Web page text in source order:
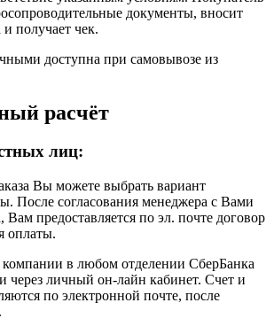
документы, вносит
получает чек.
доступна при самовывозе из
расчёт
лиц:
Вы можете выбрать вариант
После согласования менеджера с Вами
Вам предоставляется по эл. почте договор
оплаты.
в любом отделении СберБанка
через личный он-лайн кабинет. Счет и
по электронной почте, после